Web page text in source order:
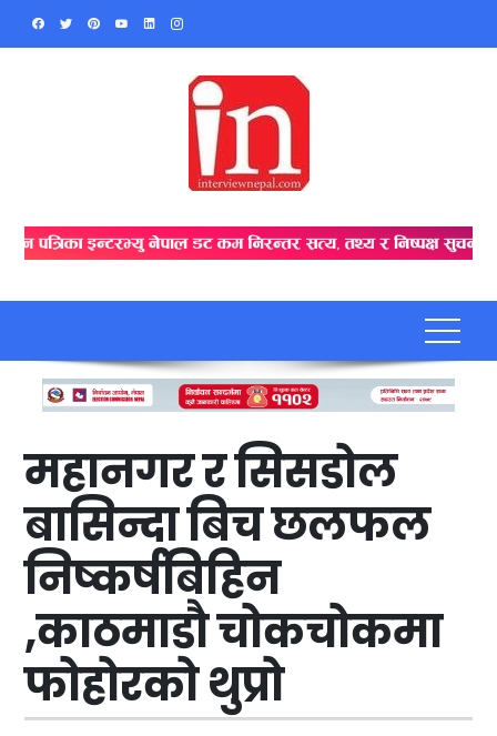
Skip
महानगर र सिसडोल
बासिन्दा बिच छलफल
निष्कर्षबिहिन
,काठमाडौ चोकचोकमा
फोहोरको थुप्रो